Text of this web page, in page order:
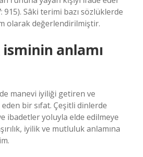
915). Sâki terimi bazı sözlüklerde
olarak değerlendirilmiştir.
anlamı
manevi iyiliği getiren ve
bir sıfat. Çeşitli dinlerde
ibadetler yoluyla elde edilmeye
iyilik ve mutluluk anlamına